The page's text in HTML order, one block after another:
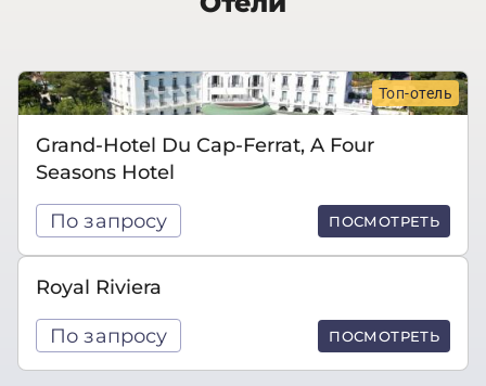
Топ-отель
Grand-Hotel Du Cap-Ferrat, A Four
Seasons Hotel
По запросу ПОСМОТРЕТЬ
Royal Riviera
По запросу ПОСМОТРЕТЬ